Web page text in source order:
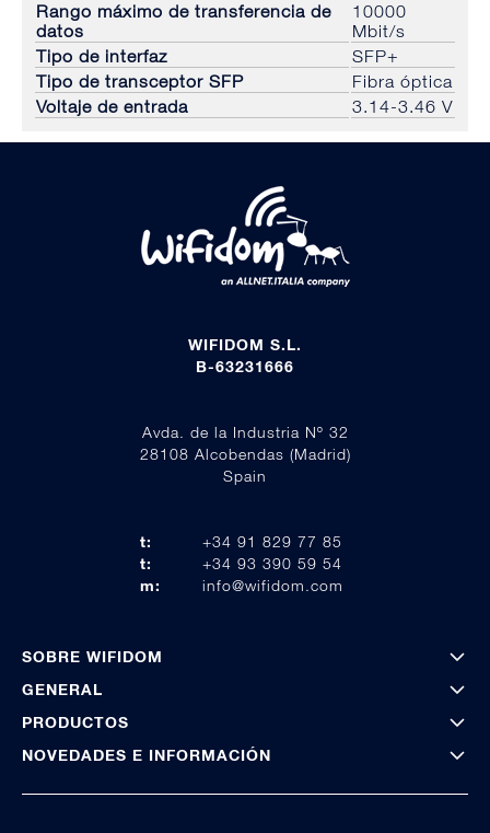
Rango máximo de transferencia de
datos
10000
Mbit/s
Tipo de interfaz
SFP+
Tipo de transceptor SFP
Fibra óptica
Voltaje de entrada
3.14-3.46 V
WIFIDOM S.L.
B-63231666
Avda. de la Industria Nº 32
28108 Alcobendas (Madrid)
Spain
t:
+34 91 829 77 85
t:
+34 93 390 59 54
m:
info@wifidom.com
SOBRE WIFIDOM
GENERAL
PRODUCTOS
NOVEDADES E INFORMACIÓN